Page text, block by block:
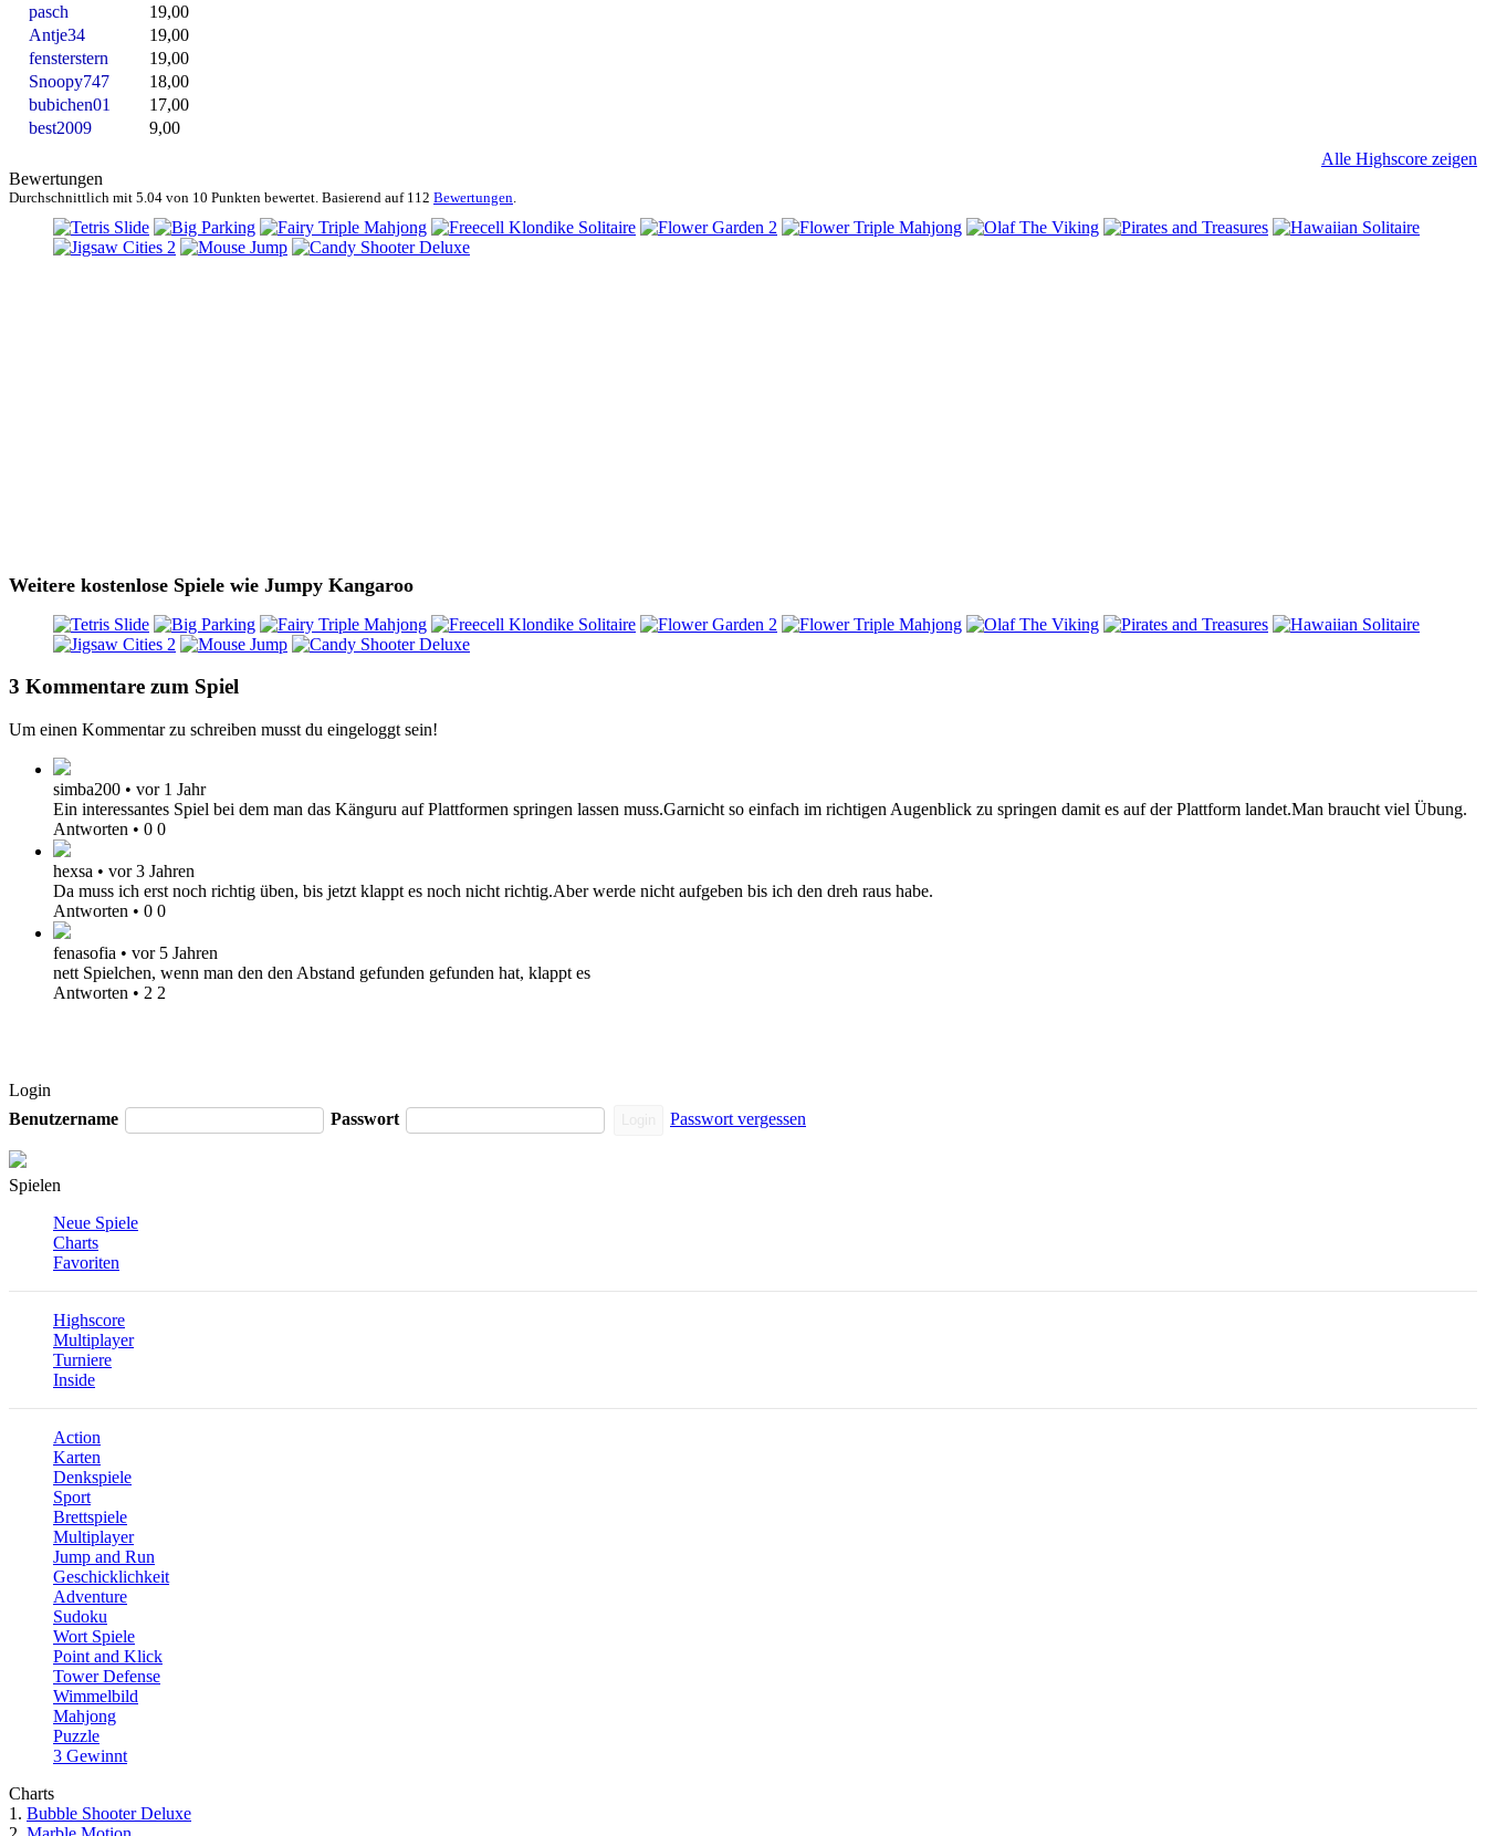
pasch
19,00
Antje34
19,00
fensterstern
19,00
Snoopy747
18,00
bubichen01
17,00
best2009
9,00
Alle Highscore zeigen
Bewertungen
Durchschnittlich mit 5.04 von 10 Punkten bewertet. Basierend auf 112 Bewertungen
Weitere kostenlose Spiele wie Jumpy Kangaroo
3 Kommentare zum Spiel
Um einen Kommentar zu schreiben musst du eingeloggt sein!
simba200 • vor 1 Jahr
Ein interessantes Spiel bei dem man das Känguru auf Plattformen springen lassen muss.Garnicht so einfach im richtigen Augenblick zu springen damit es auf der Plattform landet.Man braucht viel Übung.
Antworten • 0 0
hexsa • vor 3 Jahren
Da muss ich erst noch richtig üben, bis jetzt klappt es noch nicht richtig.Aber werde nicht aufgeben bis ich den dreh raus habe.
Antworten • 0 0
fenasofia • vor 5 Jahren
nett Spielchen, wenn man den den Abstand gefunden gefunden hat, klappt es
Antworten • 2 2
Login
Benutzername
Passwort Passwort vergessen
Spielen
Neue Spiele
Charts
Favoriten
Highscore
Multiplayer
Turniere
Inside
Action
Karten
Denkspiele
Sport
Brettspiele
Multiplayer
Jump and Run
Geschicklichkeit
Adventure
Sudoku
Wort Spiele
Point and Klick
Tower Defense
Wimmelbild
Mahjong
Puzzle
3 Gewinnt
Charts
1. Bubble Shooter Deluxe